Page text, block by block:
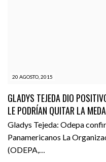
20 AGOSTO, 2015
GLADYS TEJEDA DIO
LE PODRÍAN QUITAR LA
Gladys Tejeda: Odepa
Panamericanos La
(ODEPA,…